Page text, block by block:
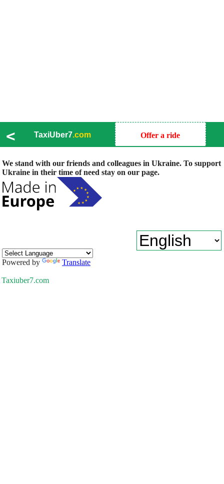
< TaxiUber7.com Offer a ride
We stand with our friends and colleagues in Ukraine. To support
Ukraine in their time of need stay on our page.
Powered by Translate
Taxiuber7.com